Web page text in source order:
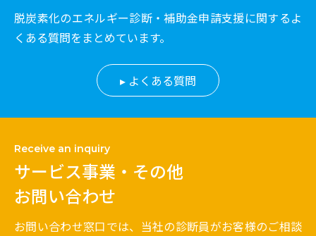
脱炭素化のエネルギー診断・補助金申請支援に関するよ
くある質問をまとめています。
よくある質問
Receive an inquiry
サービス事業・その他
お問い合わせ
お問い合わせ窓口では、当社の診断員がお客様のご相談